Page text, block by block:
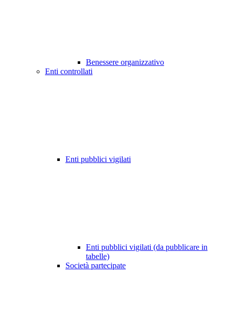
Benessere organizzativo
Enti controllati
Enti pubblici vigilati
Enti pubblici vigilati (da pubblicare in
tabelle)
Società partecipate